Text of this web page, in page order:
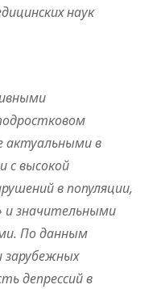
наук
актуальными в
с высокой
в популяции,
и значительными
По данным
зарубежных
депрессий в